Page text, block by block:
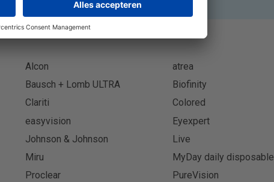
Alcon
atrea
Bausch + Lomb ULTRA
Biofinity
Clariti
Colored
easyvision
Eyexpert
Johnson & Johnson
Live
Miru
MyDay daily disposable
Proclear
PureVision